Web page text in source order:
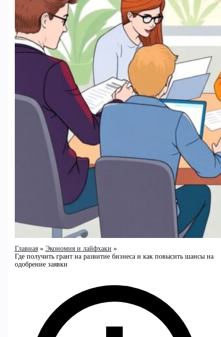
Главная
Экономия и лайфхаки
Где получить грант на развитие бизнеса и как повысить шансы на
одобрение заявки